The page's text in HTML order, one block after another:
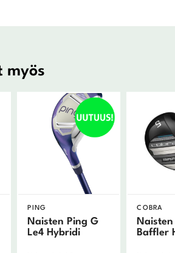
myös
PING
Naisten Ping G
Le4 Hybridi
COBRA
Baffler